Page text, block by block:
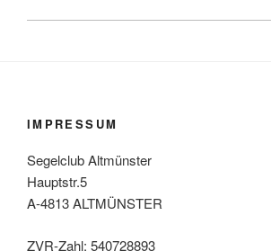
IMPRESSUM
Segelclub Altmünster
Hauptstr.5
A-4813 ALTMÜNSTER
ZVR-Zahl: 540728893